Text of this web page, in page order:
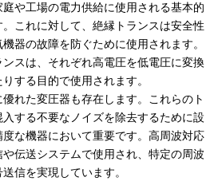
や工場の電力供給に使用される基本的
これに対して、絶縁トランスは安全性
器の故障を防ぐために使用されます。
スは、それぞれ高電圧を低電圧に変換
する目的で使用されます。
れた変圧器も存在します。これらのト
する不要なノイズを除去するために設
な機器において重要です。高周波対応
伝送システムで使用され、特定の周波
信を実現しています。